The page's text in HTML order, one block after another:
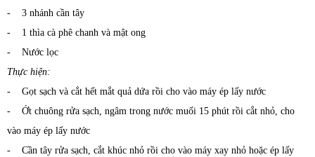
- 3 nhánh cần tây
- 1 thìa cà phê chanh và mật ong
- Nước lọc
Thực hiện:
- Gọt sạch và cắt hết mắt quả dứa rồi cho vào máy ép lấy nước
- Ớt chuông rửa sạch, ngâm trong nước muối 15 phút rồi cắt nhỏ, cho
vào máy ép lấy nước
- Cần tây rửa sạch, cắt khúc nhỏ rồi cho vào máy xay nhỏ hoặc ép lấy